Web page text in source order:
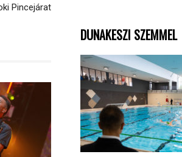
Pincejárat
DUNAKESZI SZEMMEL